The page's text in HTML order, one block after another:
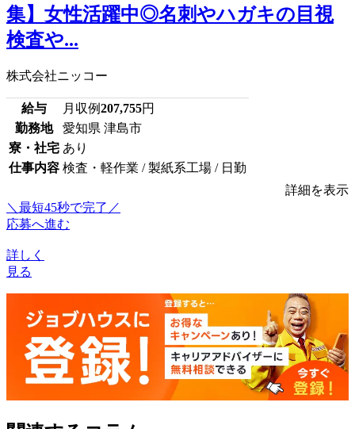
集】女性活躍中◎名刺やハガキの目視
検査や...
株式会社ニッコー
給与 月収例207,755円
勤務地
愛知県 津島市
寮・社宅 あり
仕事内容 検査・軽作業 / 製紙系工場 / 日勤
詳細を表示
＼最短45秒で完了／
応募へ進む
詳しく
見る